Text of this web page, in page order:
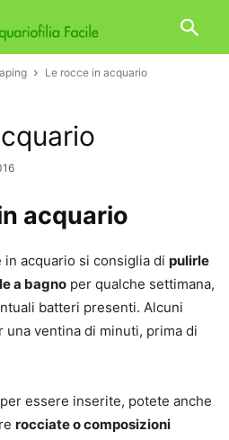
Le rocce in acquario
acquario
acquario si consiglia di pulirle
a bagno per qualche settimana,
batteri presenti. Alcuni
una ventina di minuti, prima di
essere inserite, potete anche
rocciate o composizioni